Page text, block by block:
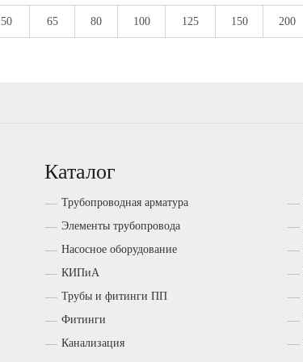
50 65 80 100 125 150 200
Каталог
Трубопроводная арматура
Элементы трубопровода
Насосное оборудование
КИПиА
Трубы и фитинги ПП
Фитинги
Канализация